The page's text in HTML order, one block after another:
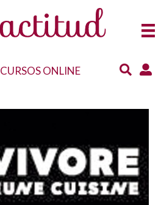
CURSOS ONLINE